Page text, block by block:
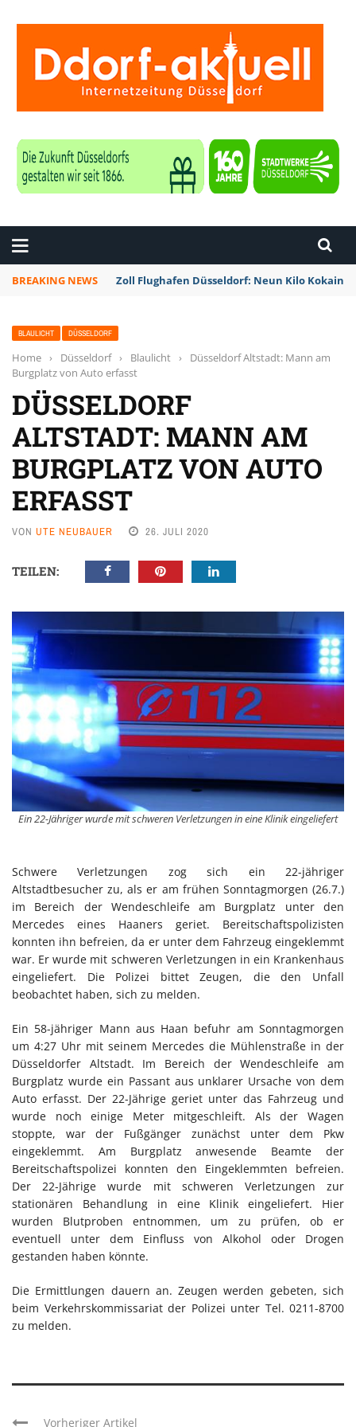
BREAKING NEWS Zoll Flughafen Düsseldorf: Neun Kilo Kokain
BLAULICHT DÜSSELDORF
Home › Düsseldorf › Blaulicht ›
Düsseldorf Altstadt: Mann am
Burgplatz von Auto erfasst
DÜSSELDORF
ALTSTADT: MANN AM
BURGPLATZ VON AUTO
ERFASST
VON UTE NEUBAUER 26. JULI 2020
TEILEN:
Ein 22-Jähriger wurde mit schweren Verletzungen in eine Klinik eingeliefert
Schwere Verletzungen zog sich ein 22-jähriger
Altstadtbesucher zu, als er am frühen Sonntagmorgen (26.7.)
im Bereich der Wendeschleife am Burgplatz unter den
Mercedes eines Haaners geriet. Bereitschaftspolizisten
konnten ihn befreien, da er unter dem Fahrzeug eingeklemmt
war. Er wurde mit schweren Verletzungen in ein Krankenhaus
eingeliefert. Die Polizei bittet Zeugen, die den Unfall
beobachtet haben, sich zu melden.
Ein 58-jähriger Mann aus Haan befuhr am Sonntagmorgen
um 4:27 Uhr mit seinem Mercedes die Mühlenstraße in der
Düsseldorfer Altstadt. Im Bereich der Wendeschleife am
Burgplatz wurde ein Passant aus unklarer Ursache von dem
Auto erfasst. Der 22-Jährige geriet unter das Fahrzeug und
wurde noch einige Meter mitgeschleift. Als der Wagen
stoppte, war der Fußgänger zunächst unter dem Pkw
eingeklemmt. Am Burgplatz anwesende Beamte der
Bereitschaftspolizei konnten den Eingeklemmten befreien.
Der 22-Jährige wurde mit schweren Verletzungen zur
stationären Behandlung in eine Klinik eingeliefert. Hier
wurden Blutproben entnommen, um zu prüfen, ob er
eventuell unter dem Einfluss von Alkohol oder Drogen
gestanden haben könnte.
Die Ermittlungen dauern an. Zeugen werden gebeten, sich
beim Verkehrskommissariat der Polizei unter Tel. 0211-8700
zu melden.
Vorheriger Artikel